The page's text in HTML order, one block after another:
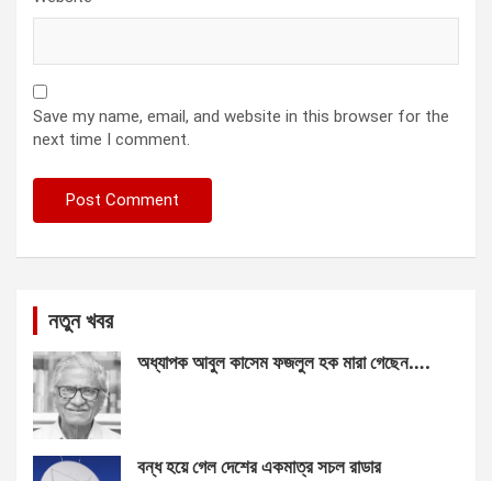
Save my name, email, and website in this browser for the
next time I comment.
নতুন খবর
অধ্যাপক আবুল কাসেম ফজলুল হক মারা গেছেন….
বন্ধ হয়ে গেল দেশের একমাত্র সচল রাডার